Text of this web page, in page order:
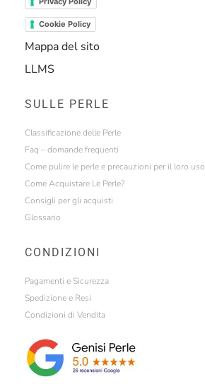
Cookie Policy
Mappa del sito
LLMS
SULLE PERLE
Classificazione delle Perle
Faq – domande frequenti
Come pulire le perle e precauzioni per il loro uso
Come Acquistare Le Perle?
Consigli per gli acquisti
Glossario
CONDIZIONI
Pagamenti e Sicurezza
Spedizione e Resi
Condizioni di Vendita